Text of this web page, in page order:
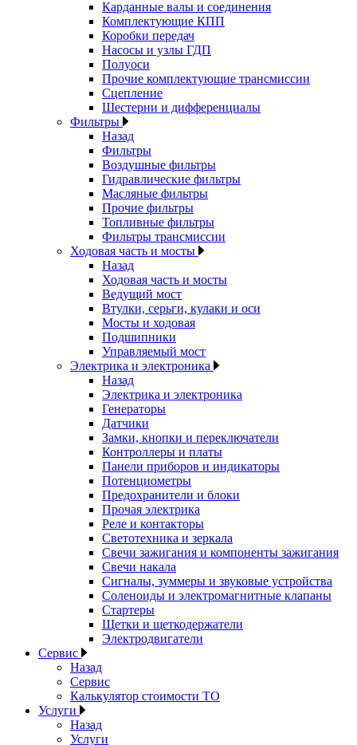
Карданные валы и соединения
Комплектующие КПП
Коробки передач
Насосы и узлы ГДП
Полуоси
Прочие комплектующие трансмиссии
Сцепление
Шестерни и дифференциалы
Фильтры
Назад
Фильтры
Воздушные фильтры
Гидравлические фильтры
Масляные фильтры
Прочие фильтры
Топливные фильтры
Фильтры трансмиссии
Ходовая часть и мосты
Назад
Ходовая часть и мосты
Ведущий мост
Втулки, серьги, кулаки и оси
Мосты и ходовая
Подшипники
Управляемый мост
Электрика и электроника
Назад
Электрика и электроника
Генераторы
Датчики
Замки, кнопки и переключатели
Контроллеры и платы
Панели приборов и индикаторы
Потенциометры
Предохранители и блоки
Прочая электрика
Реле и контакторы
Светотехника и зеркала
Свечи зажигания и компоненты зажигания
Свечи накала
Сигналы, зуммеры и звуковые устройства
Соленоиды и электромагнитные клапаны
Стартеры
Щетки и щеткодержатели
Электродвигатели
Сервис
Назад
Сервис
Калькулятор стоимости ТО
Услуги
Назад
Услуги